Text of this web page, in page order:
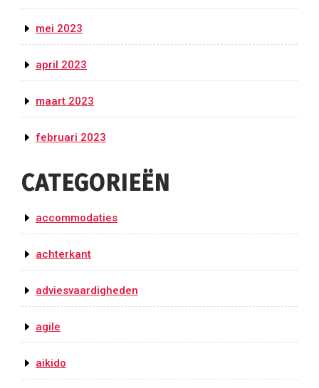
mei 2023
april 2023
maart 2023
februari 2023
CATEGORIEËN
accommodaties
achterkant
adviesvaardigheden
agile
aikido